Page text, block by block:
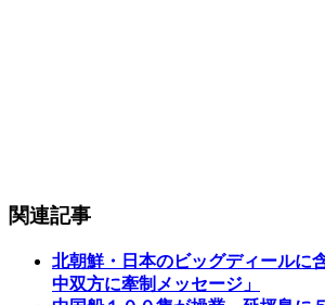
関連記事
北朝鮮・日本のビッグディールに
中双方に牽制メッセージ」